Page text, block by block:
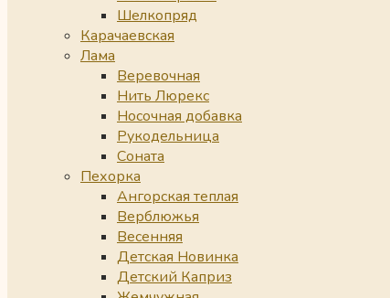
Шелкопряд
Карачаевская
Лама
Веревочная
Нить Люрекс
Носочная добавка
Рукодельница
Соната
Пехорка
Ангорская теплая
Верблюжья
Весенняя
Детская Новинка
Детский Каприз